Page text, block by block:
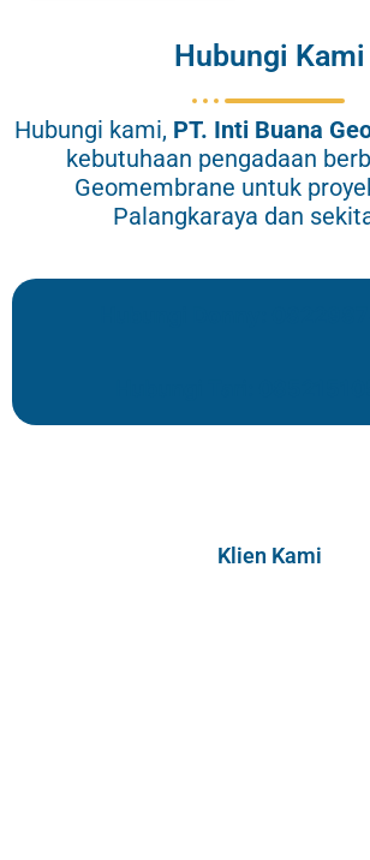
Hubungi Kami
Hubungi kami, PT. Inti Buana
kebutuhaan pengadaan
Geomembrane untuk
Palangkaraya dan
Klien Kami